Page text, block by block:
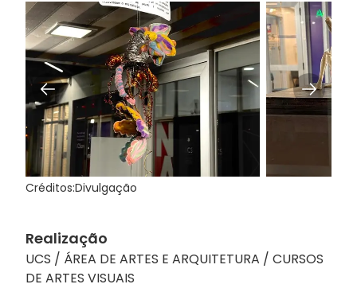
Créditos:Divulgação
Realização
UCS / ÁREA DE ARTES E ARQUITETURA / CURSOS
DE ARTES VISUAIS